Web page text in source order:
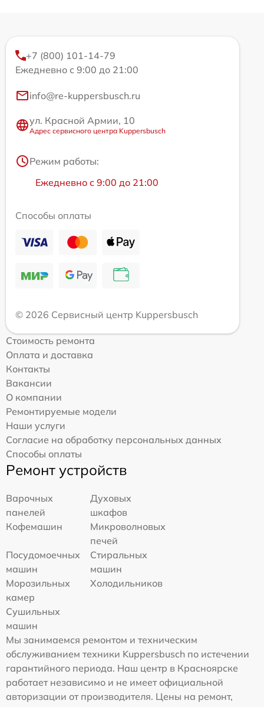
+7 (800) 101-14-79
Ежедневно с 9:00 до 21:00
info@re-kuppersbusch.ru
ул. Красной Армии, 10
Адрес сервисного центра Kuppersbusch
Режим работы:
Ежедневно с 9:00 до 21:00
Способы оплаты
© 2026 Сервисный центр Kuppersbusch
Стоимость ремонта
Оплата и доставка
Контакты
Вакансии
О компании
Ремонтируемые модели
Наши услуги
Согласие на обработку персональных данных
Способы оплаты
Ремонт устройств
Варочных
панелей
Духовых
шкафов
Кофемашин
Микроволновых
печей
Посудомоечных
машин
Стиральных
машин
Морозильных
камер
Холодильников
Сушильных
машин
Мы занимаемся ремонтом и техническим
обслуживанием техники Kuppersbusch по истечении
гарантийного периода. Наш центр в Красноярске
работает независимо и не имеет официальной
авторизации от производителя. Цены на ремонт,